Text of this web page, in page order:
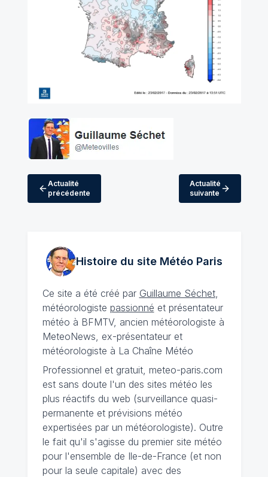
Actualité
précédente
Actualité
suivante
Histoire du site MétéoParis
Ce site a été créé par Guillaume Séchet,
météorologiste passionné et présentateur
météo à BFMTV, ancien météorologiste à
MeteoNews, ex-présentateur et
météorologiste à La Chaîne Météo
Professionnel et gratuit, meteo-paris.com
est sans doute l'un des sites météo les
plus réactifs du web (surveillance quasi-
permanente et prévisions météo
expertisées par un météorologiste). Outre
le fait qu'il s'agisse du premier site météo
pour l'ensemble de Ile-de-France (et non
pour la seule capitale) avec des